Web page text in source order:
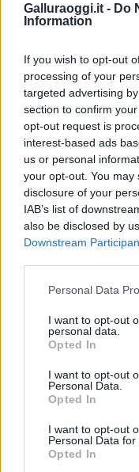
Galluraoggi.it - Do
Information
If you wish to opt-out
processing of your
targeted advertising
section to confirm
opt-out request is
interest-based ads
us or personal
your opt-out. You
disclosure of your
IAB’s list of
also be disclosed by
Downstream
Please note that this
not limited to your
grant or deny
use your data for
consent section.
Personal Data
I want to opt-out
personal data.
Opted In
I want to opt-out
Personal Data.
Opted In
I want to opt-out
Personal Data for
Opted In